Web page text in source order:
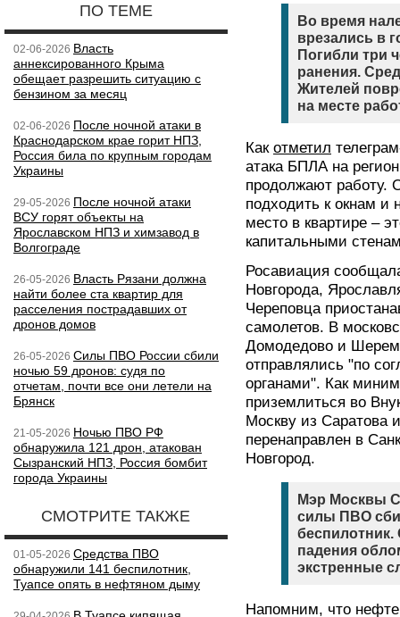
ПО ТЕМЕ
02-06-2026 Власть
аннексированного Крыма
обещает разрешить ситуацию с
бензином за месяц
02-06-2026 После ночной атаки в
Краснодарском крае горит НПЗ,
Россия била по крупным городам
Украины
29-05-2026 После ночной атаки
ВСУ горят объекты на
Ярославском НПЗ и химзавод в
Волгограде
26-05-2026 Власть Рязани должна
найти более ста квартир для
расселения пострадавших от
дронов домов
26-05-2026 Силы ПВО России сбили
ночью 59 дронов: судя по
отчетам, почти все они летели на
Брянск
21-05-2026 Ночью ПВО РФ
обнаружила 121 дрон, атакован
Сызранский НПЗ, Россия бомбит
города Украины
СМОТРИТЕ ТАКЖЕ
01-05-2026 Средства ПВО
обнаружили 141 беспилотник,
Туапсе опять в нефтяном дыму
Во время
врезались в
Погибли три
ранения.
Жителей
на месте
Как отметил
атака БПЛА на
продолжают работу.
подходить к окнам и
место в квартире –
капитальными
Росавиация
Новгорода,
Череповца
самолетов. В
Домодедово и
отправлялись "по
органами". Как
приземлиться во
Москву из Саратова
перенаправлен в
Новгород.
Мэр Москвы
силы ПВО
беспилотник.
падения
экстренные
Напомним, что